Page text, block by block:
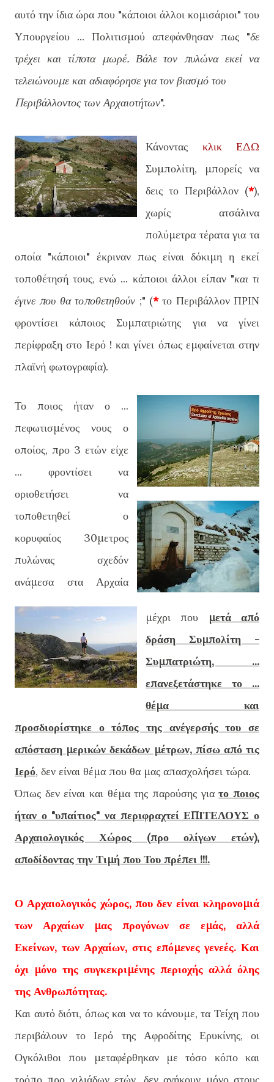
αυτό την ίδια ώρα που "κάποιοι άλλοι κομισάριοι" του
Υπουργείου ... Πολιτισμού απεφάνθησαν πως "δε
τρέχει και τίποτα μωρέ. Βάλε τον πυλώνα εκεί να
τελειώνουμε και αδιαφόρησε για τον βιασμό του
Περιβάλλοντος των Αρχαιοτήτων".
Κάνοντας κλικ ΕΔΩ
Συμπολίτη, μπορείς να
δεις το Περιβάλλον (*),
χωρίς ατσάλινα
πολύμετρα τέρατα για τα
οποία "κάποιοι" έκριναν πως είναι δόκιμη η εκεί
τοποθέτησή τους, ενώ ... κάποιοι άλλοι είπαν "και τι
έγινε που θα τοποθετηθούν ;" (*το Περιβάλλον ΠΡΙΝ
φροντίσει κάποιος Συμπατριώτης για να γίνει
περίφραξη στο Ιερό ! και γίνει όπως εμφαίνεται στην
πλαϊνή φωτογραφία).
Το ποιος ήταν ο ...
πεφωτισμένος νους ο
οποίος, προ 3 ετών είχε
... φροντίσει να
οριοθετήσει να
τοποθετηθεί ο
κορυφαίος 30μετρος
πυλώνας σχεδόν
ανάμεσα στα Αρχαία
μέχρι που
μετά από
δράση Συμπολίτη -
Συμπατριώτη, ...
επανεξετάστηκε το ...
θέμα και
προσδιορίστηκε ο τόπος της ανέγερσής του σε
απόσταση μερικών δεκάδων μέτρων, πίσω από τις
Ιερό, δεν είναι θέμα που θα μας απασχολήσει τώρα.
Όπως δεν είναι και θέμα της παρούσης γιατο ποιος
ήταν ο "υπαίτιος" να περιφραχτεί ΕΠΙΤΕΛΟΥΣ ο
Αρχαιολογικός Χώρος (προ ολίγων ετών),
αποδίδοντας την Τιμή που Του πρέπει !!!.
Ο Αρχαιολογικός χώρος, που δεν είναι κληρονομιά
των Αρχαίων μας προγόνων σε εμάς, αλλά
Εκείνων, των Αρχαίων, στις επόμενες γενεές. Και
όχι μόνο της συγκεκριμένης περιοχής αλλά όλης
της Ανθρωπότητας.
Και αυτό διότι, όπως και να το κάνουμε, τα Τείχη που
περιβάλουν το Ιερό της Αφροδίτης Ερυκίνης, οι
Ογκόλιθοι που μεταφέρθηκαν με τόσο κόπο και